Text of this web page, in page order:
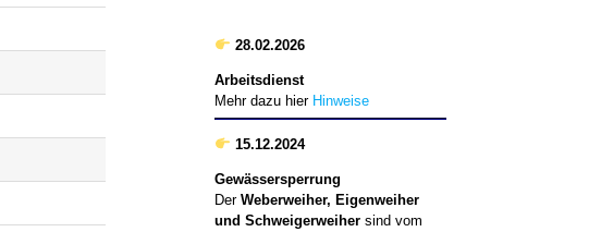
28.02.2026
Arbeitsdienst
Mehr dazu hier Hinweise
15.12.2024
Gewässersperrung
DerWeberweiher, Eigenweiher
und Schweigerweiher sind vom